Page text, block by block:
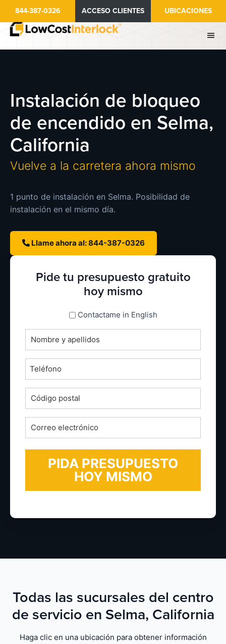
contenido
844-387-0326 ACCESO CLIENTES UBICACIONES
Instalación de bloqueo
de encendido en Selma,
California
Vuelve a la carretera ahora mismo
1 punto de instalación en Selma. Posibilidad de
instalación en el mismo día.
Llame ahora al: 844-387-0326
Pide tu presupuesto gratuito
hoy mismo
espanol_espanolContactame in English
Nombre
completo
*Teléfono
Código
postal
*Correo
electrónico
*
Todas las sucursales del centro
de servicio en Selma, California
Haga clic en una ubicación para obtener información